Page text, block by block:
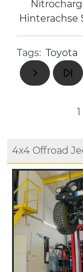
Hinterachse
Tags: Toyota
4x4 Offroad